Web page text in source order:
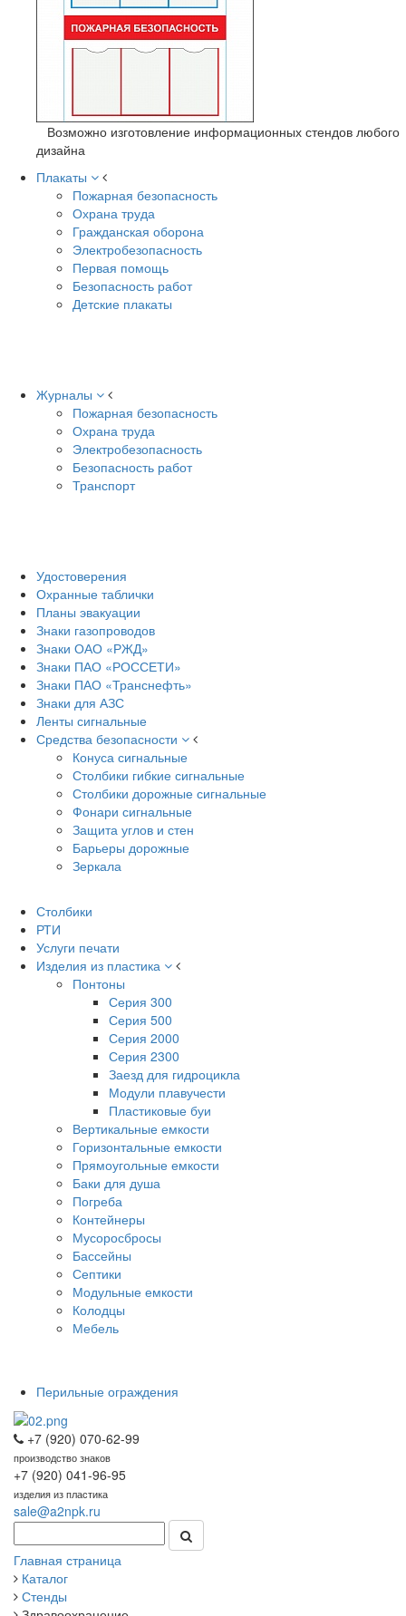
Возможно изготовление информационных стендов любого
дизайна
Плакаты
Пожарная безопасность
Охрана труда
Гражданская оборона
Электробезопасность
Первая помощь
Безопасность работ
Детские плакаты
Журналы
Пожарная безопасность
Охрана труда
Электробезопасность
Безопасность работ
Транспорт
Удостоверения
Охранные таблички
Планы эвакуации
Знаки газопроводов
Знаки ОАО «РЖД»
Знаки ПАО «РОССЕТИ»
Знаки ПАО «Транснефть»
Знаки для АЗС
Ленты сигнальные
Средства безопасности
Конуса сигнальные
Столбики гибкие сигнальные
Столбики дорожные сигнальные
Фонари сигнальные
Защита углов и стен
Барьеры дорожные
Зеркала
Столбики
РТИ
Услуги печати
Изделия из пластика
Понтоны
Серия 300
Серия 500
Серия 2000
Серия 2300
Заезд для гидроцикла
Модули плавучести
Пластиковые буи
Вертикальные емкости
Горизонтальные емкости
Прямоугольные емкости
Баки для душа
Погреба
Контейнеры
Мусоросбросы
Бассейны
Септики
Модульные емкости
Колодцы
Мебель
Перильные ограждения
+7 (920) 070-62-99
производство знаков
+7 (920) 041-96-95
изделия из пластика
sale@a2npk.ru
Главная страница
Каталог
Стенды